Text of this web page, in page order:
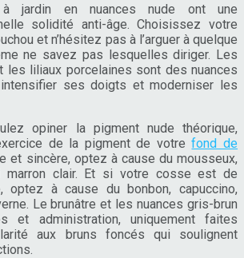
à jardin en nuances nude ont une
solidité anti-âge. Choisissez votre
et n’hésitez pas à l’arguer à quelque
ne savez pas lesquelles diriger. Les
les liliaux porcelaines sont des nuances
ses doigts et moderniser les
opiner la pigment nude théorique,
de la pigment de votrefond de
et sincère, optez à cause du mousseux,
clair. Et si votre cosse est de
optez à cause du bonbon, capuccino,
Le brunâtre et les nuances gris-brun
et administration, uniquement faites
aux bruns foncés qui soulignent